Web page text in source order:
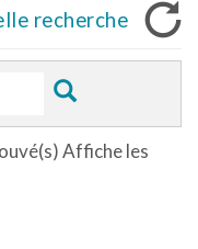
recherche
Affiche les